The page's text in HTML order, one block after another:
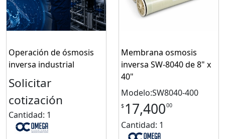
Operación de ósmosis
inversa industrial
Solicitar
cotización
Cantidad: 1
Membrana osmosis
inversa SW-8040 de 8" x
40"
Modelo:SW8040-400
$ 17,40000
Cantidad: 1